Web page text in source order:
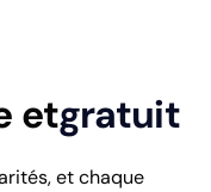
etgratuit
et chaque